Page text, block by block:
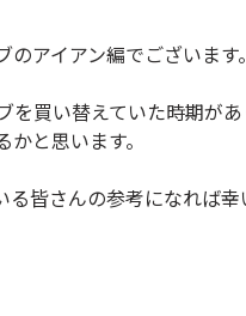
アイアン編でございます。
買い替えていた時期が
と思います。
皆さんの参考になれば幸